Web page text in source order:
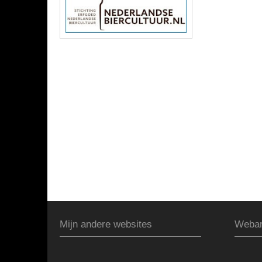
Mijn andere websites